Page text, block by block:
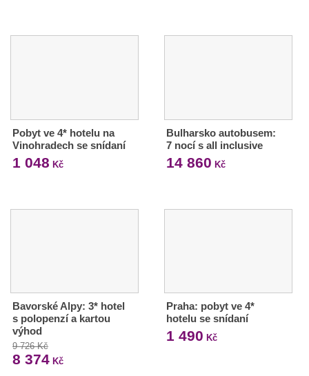
Pobyt ve 4* hotelu na
Vinohradech se snídaní
1 048 Kč
Bulharsko autobusem:
7 nocí s all inclusive
14 860 Kč
Bavorské Alpy: 3* hotel
s polopenzí a kartou
výhod
9 726 Kč
8 374 Kč
Praha: pobyt ve 4*
hotelu se snídaní
1 490 Kč